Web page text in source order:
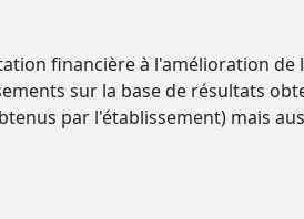
financière à l'amélioration de
sur la base de résultats
par l'établissement) mais